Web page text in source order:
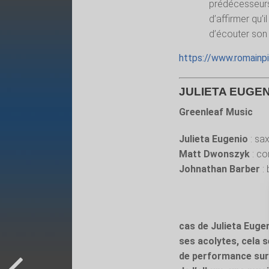
d’affirmer
d’écouter son
https://
JULIETA
Greenleaf Music
Julieta Eugenio :
Matt Dwonszyk :
Johnathan Barber :
cas de Julieta
ses acolytes, cela
de performance